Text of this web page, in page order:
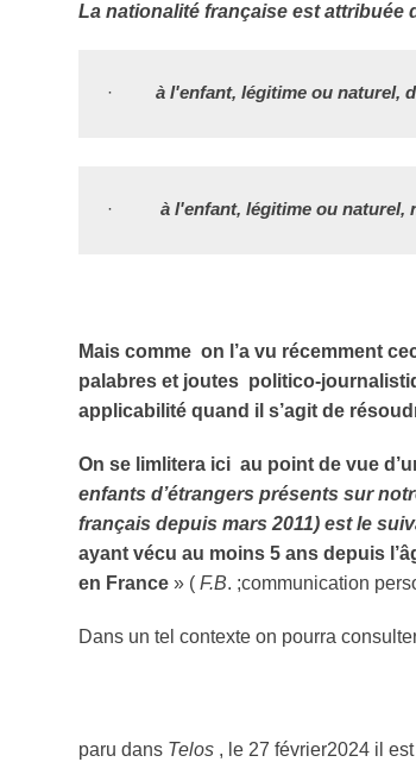
La nationalité française est attribuée
· à l'enfant, légitime ou naturel,
· à l'enfant, légitime ou naturel,
Mais comme on l’a vu récemment
palabres et joutes politico-
applicabilité quand il s’agit de
On se limlitera ici au point de vue
enfants d’étrangers présents sur
français depuis mars 2011) est le
ayant vécu au moins 5 ans depuis
en France » ( F.B. ;communication
Dans un tel contexte on pourra
paru dans Telos , le 27 février2024 il